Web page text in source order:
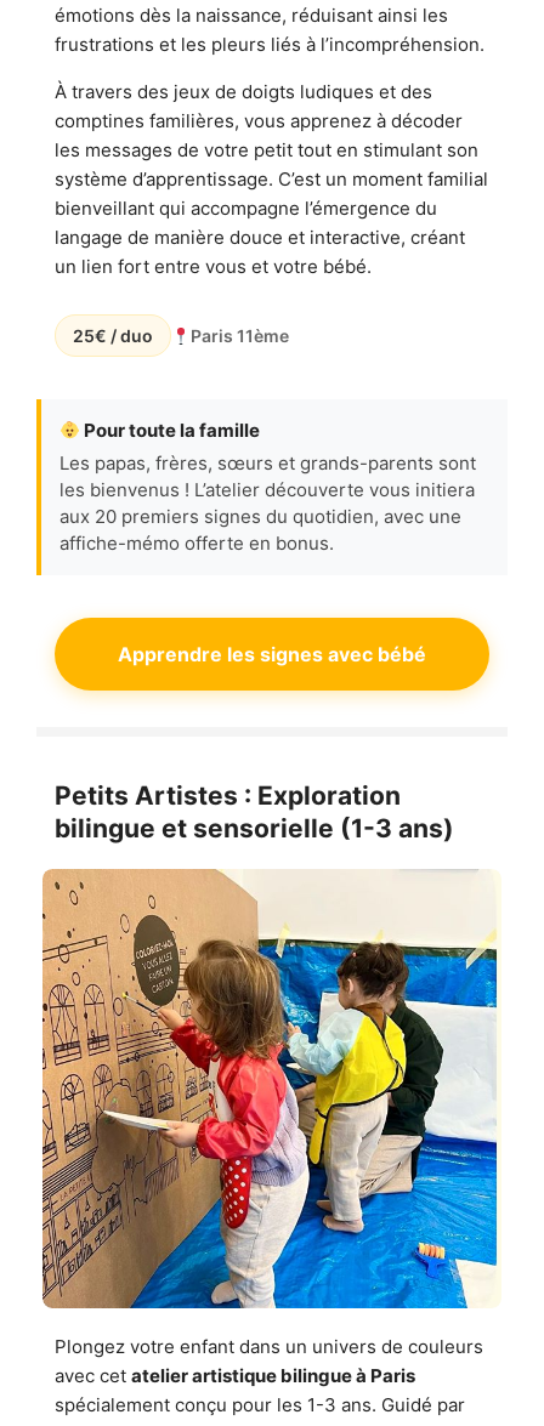
émotions dès la naissance, réduisant ainsi les
frustrations et les pleurs liés à l’incompréhension.
À travers des jeux de doigts ludiques et des
comptines familières, vous apprenez à décoder
les messages de votre petit tout en stimulant son
système d’apprentissage. C’est un moment familial
bienveillant qui accompagne l’émergence du
langage de manière douce et interactive, créant
un lien fort entre vous et votre bébé.
25€ / duo Paris 11ème
Pour toute la famille
Les papas, frères, sœurs et grands-parents sont
les bienvenus ! L’atelier découverte vous initiera
aux 20 premiers signes du quotidien, avec une
affiche-mémo offerte en bonus.
Apprendre les signes avec bébé
Petits Artistes : Exploration
bilingue et sensorielle (1-3 ans)
Plongez votre enfant dans un univers de couleurs
avec cet atelier artistique bilingue à Paris
spécialement conçu pour les 1-3 ans. Guidé par